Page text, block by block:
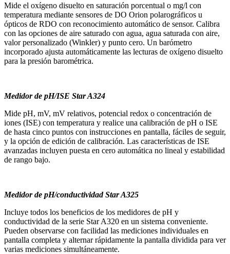
Mide el oxígeno disuelto en saturación porcentual o mg/l con
temperatura mediante sensores de DO Orion polarográficos u
ópticos de RDO con reconocimiento automático de sensor. Calibra
con las opciones de aire saturado con agua, agua saturada con aire,
valor personalizado (Winkler) y punto cero. Un barómetro
incorporado ajusta automáticamente las lecturas de oxígeno disuelto
para la presión barométrica.
Medidor de pH/ISE Star A324
Mide pH, mV, mV relativos, potencial redox o concentración de
iones (ISE) con temperatura y realice una calibración de pH o ISE
de hasta cinco puntos con instrucciones en pantalla, fáciles de seguir,
y la opción de edición de calibración. Las características de ISE
avanzadas incluyen puesta en cero automática no lineal y estabilidad
de rango bajo.
Medidor de pH/conductividad Star A325
Incluye todos los beneficios de los medidores de pH y
conductividad de la serie Star A320 en un sistema conveniente.
Pueden observarse con facilidad las mediciones individuales en
pantalla completa y alternar rápidamente la pantalla dividida para ver
varias mediciones simultáneamente.